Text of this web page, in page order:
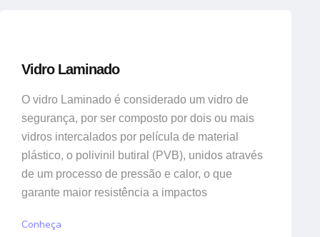
Vidro Laminado
O vidro Laminado é considerado um vidro de
segurança, por ser composto por dois ou mais
vidros intercalados por película de material
plástico, o polivinil butiral (PVB), unidos através
de um processo de pressão e calor, o que
garante maior resistência a impactos
Conheça